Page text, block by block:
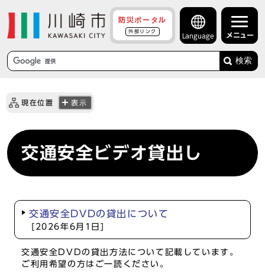
防災ポータル
外部リンク
Language メニュー
検索
現在位置 表示
交通安全ビデオ貸出し
交通安全DVDの貸出について
[2026年6月1日]
交通安全DVDの貸出方法について記載しています。
ご利用希望の方はご一読ください。